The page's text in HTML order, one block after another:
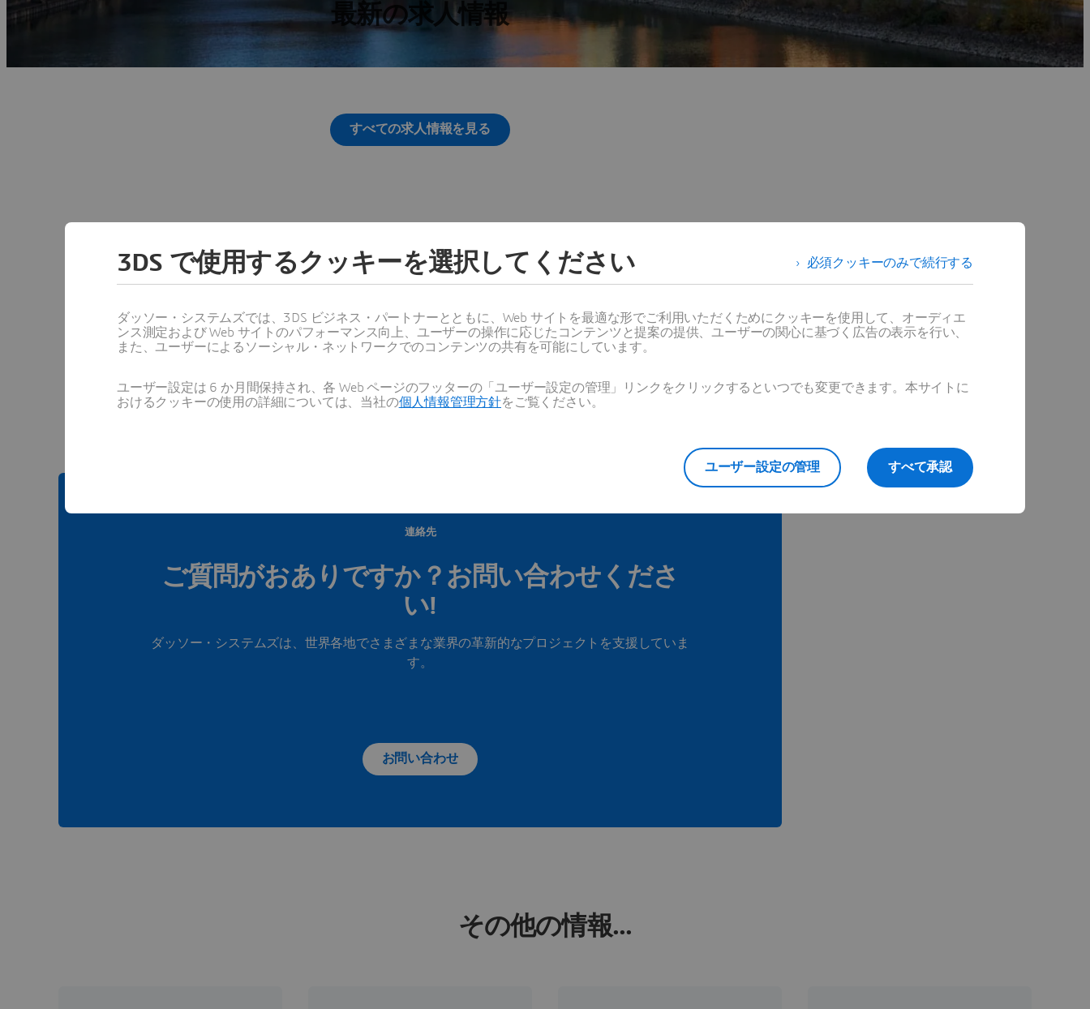
最新の求人情報
すべての求人情報を見る
その他の拠点
この国のすべての拠点を見る
連絡先
ご質問がおありですか？お問い合わせくださ
い!
ダッソー・システムズは、世界各地でさまざまな業界の革新的なプロジェクトを支援していま
す。
お問い合わせ
その他の情報...
必須クッキーのみで続行する
3DS で使用するクッキーを選択してください
ダッソー・システムズでは、3DS ビジネス・パートナーとともに、Web サイトを最適な形でご利用いただくためにクッキーを使用して、オーディエ
ンス測定および Web サイトのパフォーマンス向上、ユーザーの操作に応じたコンテンツと提案の提供、ユーザーの関心に基づく広告の表示を行い、
また、ユーザーによるソーシャル・ネットワークでのコンテンツの共有を可能にしています。
ユーザー設定は 6 か月間保持され、各 Web ページのフッターの「ユーザー設定の管理」リンクをクリックするといつでも変更できます。本サイトに
おけるクッキーの使用の詳細については、当社の個人情報管理方針をご覧ください。
すべて承認
ユーザー設定の管理